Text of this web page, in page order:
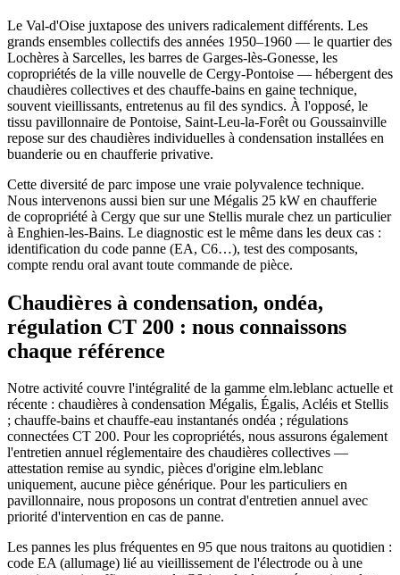
Le Val-d'Oise juxtapose des univers radicalement différents. Les
grands ensembles collectifs des années 1950–1960 — le quartier des
Lochères à Sarcelles, les barres de Garges-lès-Gonesse, les
copropriétés de la ville nouvelle de Cergy-Pontoise — hébergent des
chaudières collectives et des chauffe-bains en gaine technique,
souvent vieillissants, entretenus au fil des syndics. À l'opposé, le
tissu pavillonnaire de Pontoise, Saint-Leu-la-Forêt ou Goussainville
repose sur des chaudières individuelles à condensation installées en
buanderie ou en chaufferie privative.
Cette diversité de parc impose une vraie polyvalence technique.
Nous intervenons aussi bien sur une Mégalis 25 kW en chaufferie
de copropriété à Cergy que sur une Stellis murale chez un particulier
à Enghien-les-Bains. Le diagnostic est le même dans les deux cas :
identification du code panne (EA, C6…), test des composants,
compte rendu oral avant toute commande de pièce.
Chaudières à condensation, ondéa,
régulation CT 200 : nous connaissons
chaque référence
Notre activité couvre l'intégralité de la gamme elm.leblanc actuelle et
récente : chaudières à condensation Mégalis, Égalis, Acléis et Stellis
; chauffe-bains et chauffe-eau instantanés ondéa ; régulations
connectées CT 200. Pour les copropriétés, nous assurons également
l'entretien annuel réglementaire des chaudières collectives —
attestation remise au syndic, pièces d'origine elm.leblanc
uniquement, aucune pièce générique. Pour les particuliers en
pavillonnaire, nous proposons un contrat d'entretien annuel avec
priorité d'intervention en cas de panne.
Les pannes les plus fréquentes en 95 que nous traitons au quotidien :
code EA (allumage) lié au vieillissement de l'électrode ou à une